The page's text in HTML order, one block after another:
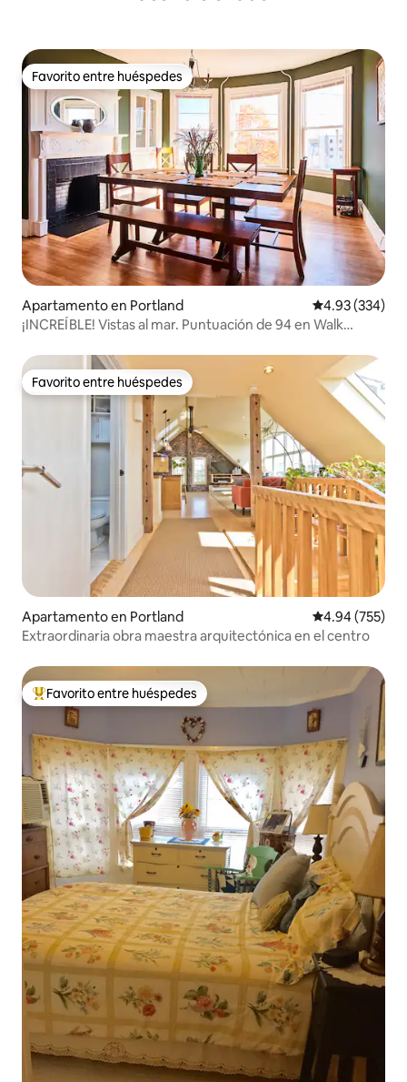
Favorito entre huéspedes
Favorito entre huéspedes
Apartamento en Portland Calificación
4.93 (334)
¡INCREÍBLE! Vistas al mar. Puntuación de 94 en Walk
Favorito entre huéspedes
Favorito entre huéspedes
Apartamento en Portland Calificación
4.94 (755)
Extraordinaria obra maestra arquitectónica en el centro
Favorito entre huéspedes preferido
Favorito entre huéspedes